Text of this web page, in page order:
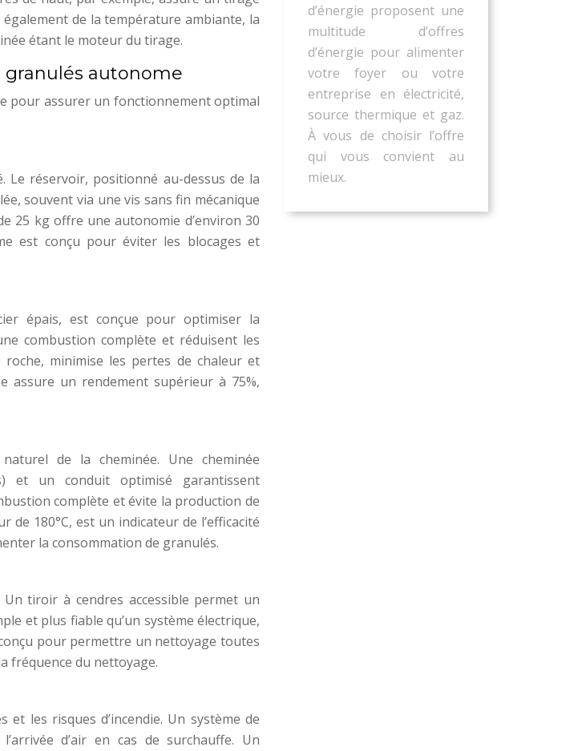
de la température ambiante, la
étant le moteur du tirage.
granulés autonome
pour assurer un fonctionnement optimal
Le réservoir, positionné au-dessus de la
souvent via une vis sans fin mécanique
25 kg offre une autonomie d’environ 30
est conçu pour éviter les blocages et
épais, est conçue pour optimiser la
combustion complète et réduisent les
minimise les pertes de chaleur et
assure un rendement supérieur à 75%,
de la cheminée. Une cheminée
et un conduit optimisé garantissent
complète et évite la production de
180°C, est un indicateur de l’efficacité
la consommation de granulés.
Un tiroir à cendres accessible permet un
et plus fiable qu’un système électrique,
pour permettre un nettoyage toutes
fréquence du nettoyage.
les risques d’incendie. Un système de
d’air en cas de surchauffe. Un
d’énergie proposent une
multitude d’offres
d’énergie pour alimenter
votre foyer ou votre
entreprise en électricité,
source thermique et gaz.
À vous de choisir l’offre
qui vous convient au
mieux.